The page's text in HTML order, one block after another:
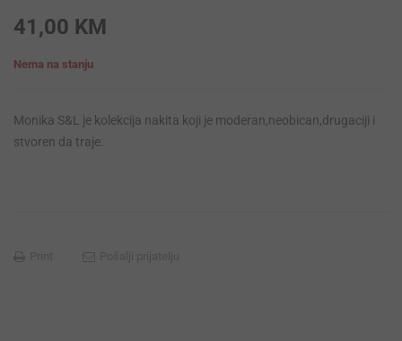
41,00 KM
Nema na stanju
Monika S&L je kolekcija nakita koji je moderan,neobican,drugaciji i
stvoren da traje.